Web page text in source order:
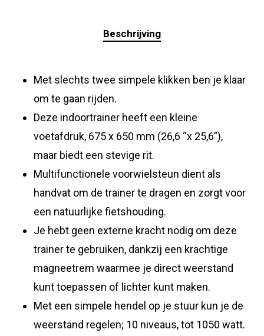
Beschrijving
Met slechts twee simpele klikken ben je klaar
om te gaan rijden.
Deze indoortrainer heeft een kleine
voetafdruk, 675 x 650 mm (26,6 “x 25,6”),
maar biedt een stevige rit.
Multifunctionele voorwielsteun dient als
handvat om de trainer te dragen en zorgt voor
een natuurlijke fietshouding.
Je hebt geen externe kracht nodig om deze
trainer te gebruiken, dankzij een krachtige
magneetrem waarmee je direct weerstand
kunt toepassen of lichter kunt maken.
Met een simpele hendel op je stuur kun je de
weerstand regelen; 10 niveaus, tot 1050 watt.